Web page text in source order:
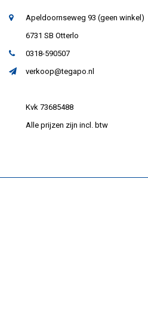
Apeldoornseweg 93 (geen winkel)
6731 SB Otterlo
0318-590507
verkoop@tegapo.nl
Kvk 73685488
Alle prijzen zijn incl. btw